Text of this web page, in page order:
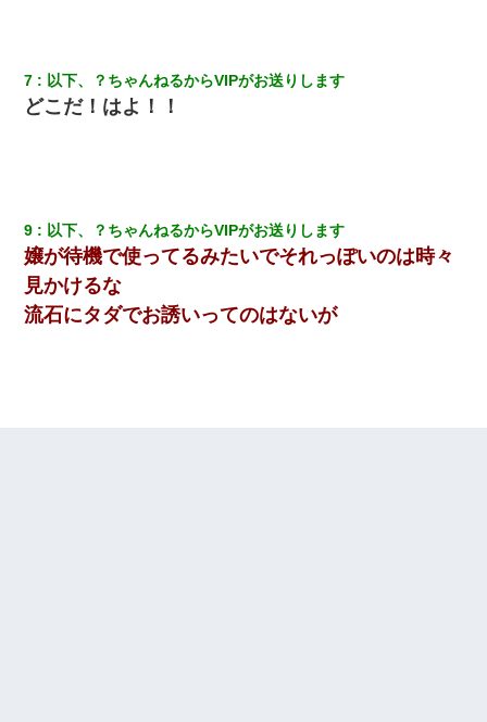
7 以下、？ちゃんねるからVIPがお送りします
どこだ！はよ！！
9 以下、？ちゃんねるからVIPがお送りします
嬢が待機で使ってるみたいでそれっぽいのは時々
見かけるな
流石にタダでお誘いってのはないが